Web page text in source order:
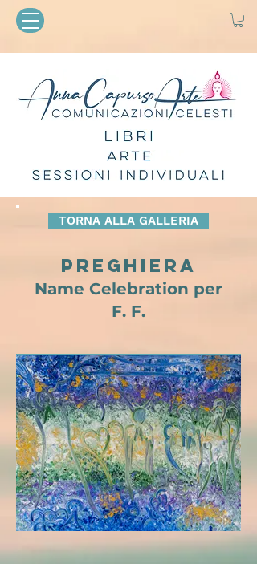
TORNA ALLA GALLERIA
PREGHIERA
Name Celebration per
F. F.